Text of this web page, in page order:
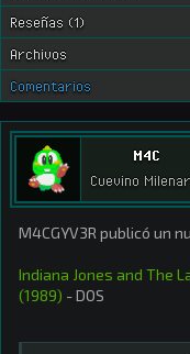
Reseñas (1)
Archivos
Comentarios
M4C
Cuevino
M4CGYV3R publicó un
Indiana Jones and The
(1989) - DOS